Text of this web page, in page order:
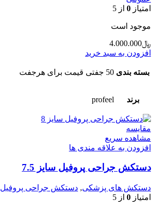
امتیاز 0 از 5
موجود است
﷼4.000.000
افزودن به سبد خرید
بسته بندی 50 جفتی قیمت برای هرجفت
برند profeel
مقایسه
مشاهده سریع
افزودن به علاقه مندی ها
دستکش جراحی پروفیل سایز 7.5
دستکش های پزشکی, دستکش جراحی پروفیل
امتیاز 0 از 5